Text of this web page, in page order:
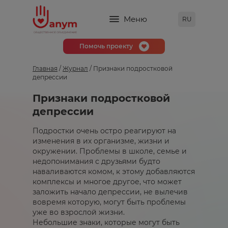
Меню RU
Помочь проекту
Главная / Журнал / Признаки подростковой
депрессии
Признаки подростковой
депрессии
Подростки очень остро реагируют на
изменения в их организме, жизни и
окружении. Проблемы в школе, семье и
недопонимания с друзьями будто
наваливаются комом, к этому добавляются
комплексы и многое другое, что может
заложить начало депрессии, не вылечив
вовремя которую, могут быть проблемы
уже во взрослой жизни.
Небольшие знаки, которые могут быть